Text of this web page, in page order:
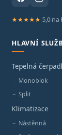
★★★★★ 5,0 na
HLAVNÍ
Tepelná
Monoblok
Split
Klimatizace
Nástěnná